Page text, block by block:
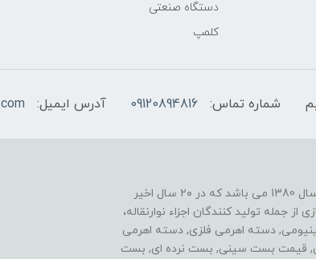
دستگاه صنعتی
کلمپ
شماره تماس: 09120894816 آدرس ایمیل:
یکی از موفقیت های ما نوآوری در زمینه ساخت اجزاء نوارنقاله در سال 1380 می باشد که در ۲۰ سال اخیر
تولید کنندگان اجزاء نوارنقاله،
دسته اهرمی فلزی, دسته اهرمی
قیمت بست سینی, بست نرده ای, بست